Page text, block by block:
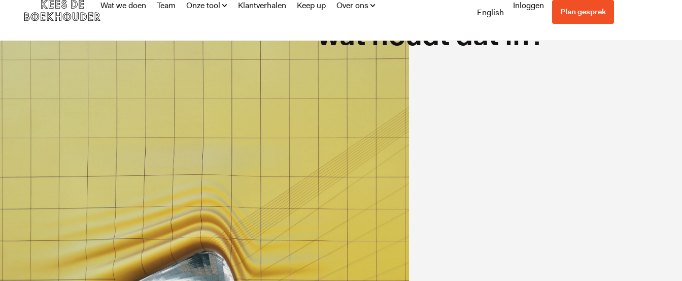
Wat we doen Team Onze tool Klantverhalen Keep up Over ons
English
Inloggen
Plan gesprek
– wat houdt dat in?